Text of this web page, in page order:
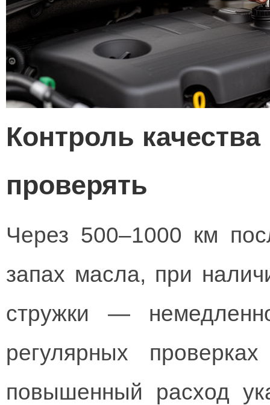
Контроль
проверять
Через 500–1000 км
запах масла, при
стружки —
регулярных
повышенный расход